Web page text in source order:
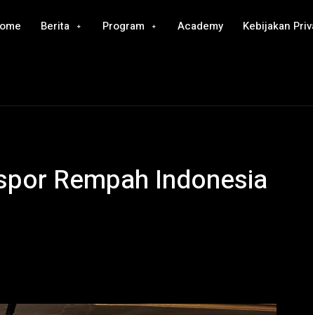
Berita Program Academy Kebijakan
Rempah Indonesia